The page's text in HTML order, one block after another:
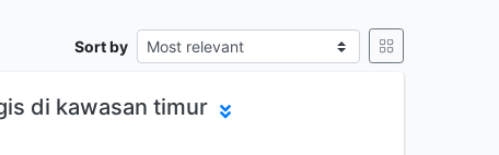
Sort by
di kawasan timur